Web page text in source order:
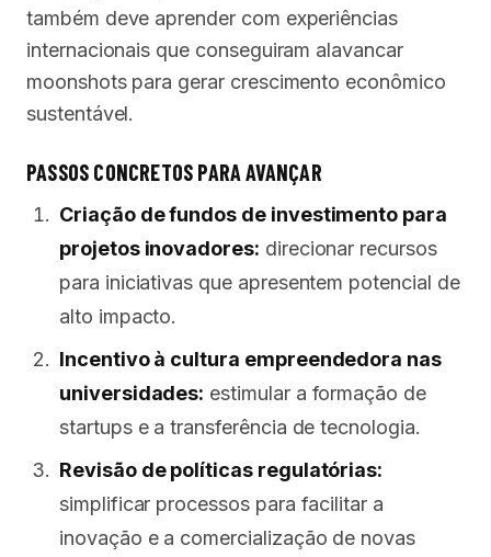
também deve aprender com experiências
internacionais que conseguiram alavancar
moonshots para gerar crescimento econômico
sustentável.
PASSOS CONCRETOS PARA AVANÇAR
Criação de fundos de investimento para
projetos inovadores: direcionar recursos
para iniciativas que apresentem potencial de
alto impacto.
Incentivo à cultura empreendedora nas
universidades: estimular a formação de
startups e a transferência de tecnologia.
Revisão de políticas regulatórias:
simplificar processos para facilitar a
inovação e a comercialização de novas